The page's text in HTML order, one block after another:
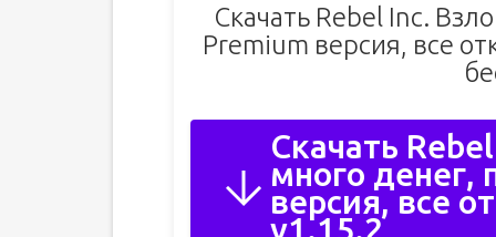
Скачать Rebel Inc.
Premium версия, все
Скачать
много денег,
версия, все
v1.15.2